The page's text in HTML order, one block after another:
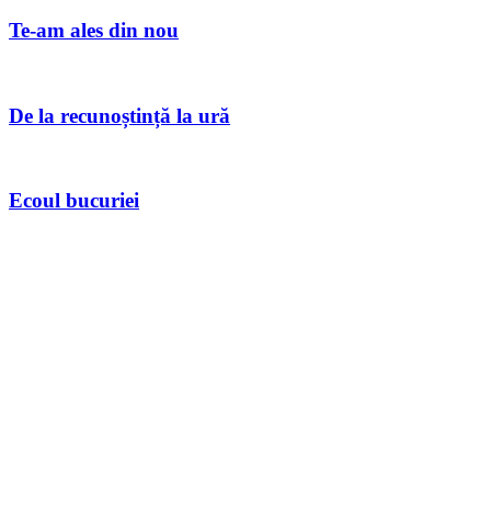
Te-am ales din nou
De la recunoștință la ură
Ecoul bucuriei